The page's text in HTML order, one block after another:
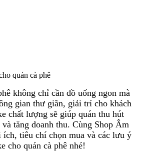
quán cà phê
không chỉ cần đồ uống ngon mà
gian thư giãn, giải trí cho khách
chất lượng sẽ giúp quán thu hút
tăng doanh thu. Cùng Shop Âm
tiêu chí chọn mua và các lưu ý
cho quán cà phê nhé!